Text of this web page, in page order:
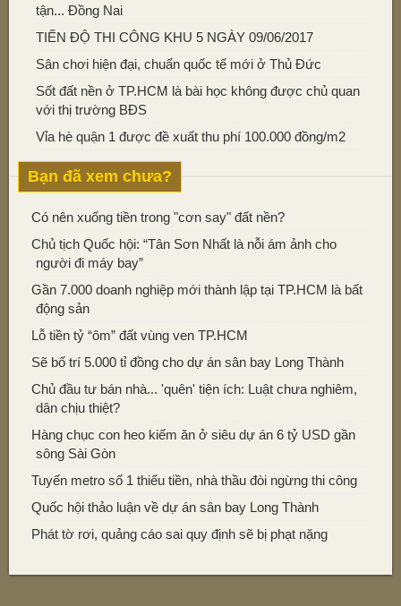
tận... Đồng Nai
TIẾN ĐỘ THI CÔNG KHU 5 NGÀY 09/06/2017
Sân chơi hiện đại, chuẩn quốc tế mới ở Thủ Đức
Sốt đất nền ở TP.HCM là bài học không được chủ quan
với thị trường BĐS
Vỉa hè quận 1 được đề xuất thu phí 100.000 đồng/m2
Bạn đã xem chưa?
Có nên xuống tiền trong "cơn say" đất nền?
Chủ tịch Quốc hội: “Tân Sơn Nhất là nỗi ám ảnh cho
người đi máy bay”
Gần 7.000 doanh nghiệp mới thành lập tại TP.HCM là bất
động sản
Lỗ tiền tỷ “ôm” đất vùng ven TP.HCM
Sẽ bố trí 5.000 tỉ đồng cho dự án sân bay Long Thành
Chủ đầu tư bán nhà... 'quên' tiện ích: Luật chưa nghiêm,
dân chịu thiệt?
Hàng chục con heo kiếm ăn ở siêu dự án 6 tỷ USD gần
sông Sài Gòn
Tuyến metro số 1 thiếu tiền, nhà thầu đòi ngừng thi công
Quốc hội thảo luận về dự án sân bay Long Thành
Phát tờ rơi, quảng cáo sai quy định sẽ bị phạt nặng